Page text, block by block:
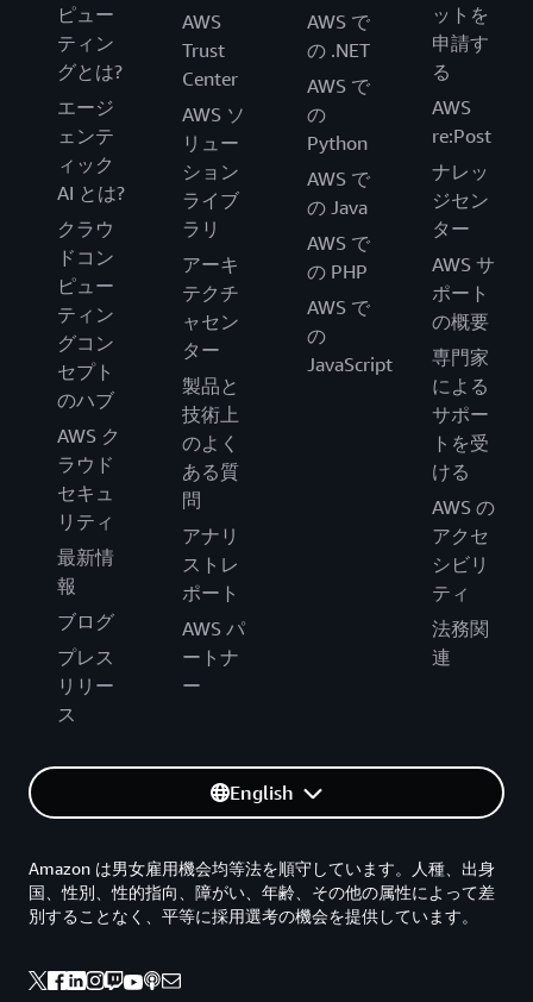
ピュー
ティン
グとは?
エージ
ェンテ
ィック
AI とは?
クラウ
ドコン
ピュー
ティン
グコン
セプト
のハブ
AWS ク
ラウド
セキュ
リティ
最新情
報
ブログ
プレス
リリー
ス
AWS
Trust
Center
AWS ソ
リュー
ション
ライブ
ラリ
アーキ
テクチ
ャセン
ター
製品と
技術上
のよく
ある質
問
アナリ
ストレ
ポート
AWS パ
ートナ
ー
AWS で
の .NET
AWS で
の
Python
AWS で
の Java
AWS で
の PHP
AWS で
の
JavaScript
ットを
申請す
る
AWS
re:Post
ナレッ
ジセン
ター
AWS サ
ポート
の概要
専門家
による
サポー
トを受
ける
AWS の
アクセ
シビリ
ティ
法務関
連
English
Amazon は男女雇用機会均等法を順守しています。人種、出身
国、性別、性的指向、障がい、年齢、その他の属性によって差
別することなく、平等に採用選考の機会を提供しています。